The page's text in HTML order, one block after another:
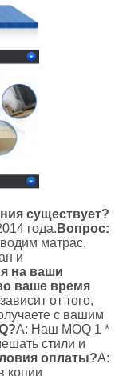
существует?
года. Вопрос:
матрас,
и
на ваши
ваше время
от того,
с вашим
A: Наш MOQ 1 *
стили и
оплаты?A:
копии